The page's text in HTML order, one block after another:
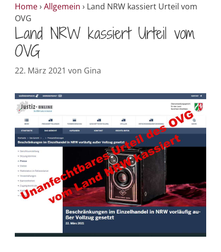
Home› Allgemein › Land NRW kassiert Urteil vom
OVG
Land NRW kassiert Urteil vom
OVG
22. März 2021 von Gina